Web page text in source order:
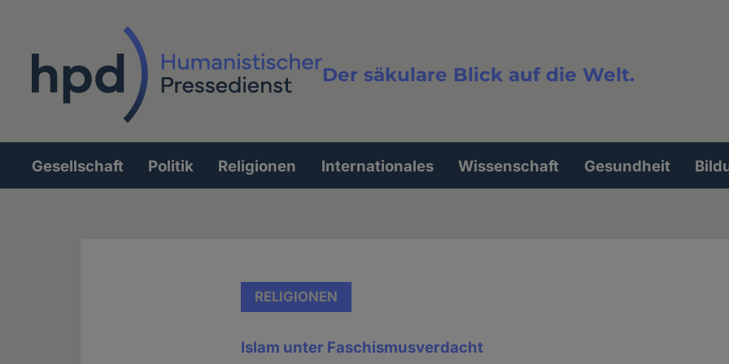
Der säkulare Blick auf die Welt.
Volltextsuche
Hauptnavigation
Gesellschaft Politik Religionen Internationales Wissenschaft Gesundheit
RELIGIONEN
Islam unter Faschismusverdacht